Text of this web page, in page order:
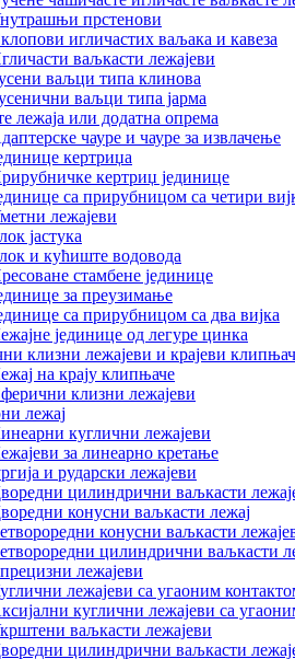
прстенови
игличастих ваљака и кавеза
ваљкасти лежајеви
ваљци типа клинова
ваљци типа јарма
лежаја или додатна опрема
чауре и чауре за извлачење
кертриџа
кертриџ јединице
са прирубницом са четири
лежајеви
јастука
и кућиште водовода
стамбене јединице
за преузимање
са прирубницом са два вијка
јединице од легуре цинка
клизни лежајеви и крајеви
на крају клипњаче
клизни лежајеви
лежај
куглични лежајеви
за линеарно кретање
и рударски лежајеви
цилиндрични ваљкасти
конусни ваљкасти лежај
конусни ваљкасти
цилиндрични ваљкасти
лежајеви
лежајеви са угаоним
куглични лежајеви са
ваљкасти лежајеви
цилиндрични ваљкасти